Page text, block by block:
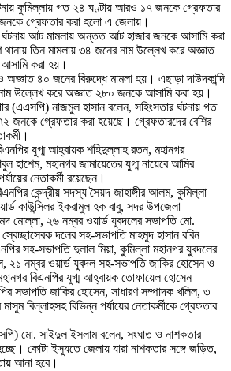
কুমিল্লায় গত ২৪ ঘণ্টায় আরও ১৭ জনকে গ্রেফতার
গ্রেফতার করা হলো এ জেলায়।
ঘটনায় আট মামলায় অন্তত আট হাজার জনকে আসামি করা
তিন মামলায় ৩৪ জনের নাম উল্লেখ করে অজ্ঞাত
করা হয়।
অজ্ঞাত ৪০ জনের বিরুদ্ধে মামলা হয়। এছাড়া দাউদকান্দি
উল্লেখ করে অজ্ঞাত ২৮০ জনকে আসামি করা হয়।
(এএসপি) নাজমুল হাসান বলেন, সহিংসতার ঘটনায় গত
জনকে গ্রেফতার করা হয়েছে। গ্রেফতারদের বেশির
যুগ্ম আহ্বায়ক শহিদুল্লাহ রতন, মহানগর
হাশেম, মহানগর জামায়েতের যুগ্ম নায়েবে আমির
নেতাকর্মী রয়েছেন।
কেন্দ্রীয় সদস্য সৈয়দ জাহাঙ্গীর আলম, কুমিল্লা
কাউন্সিলর ইকরামুল হক বাবু, সদর উপজেলা
মোল্লা, ২৬ নম্বর ওয়ার্ড যুবদলের সভাপতি মো.
দলের সহ-সভাপতি মাহমুদ হাসান রবিন
সহ-সভাপতি দুলাল মিয়া, কুমিল্লা মহানগর যুবদলের
২১ নম্বর ওয়ার্ড যুবদল সহ-সভাপতি জাকির হোসেন ও
বিএনপির যুগ্ম আহ্বায়ক তোফায়েল হোসেন
সভাপতি জাকির হোসেন, সাধারণ সম্পাদক খলিল, ৩
বিল্লাহসহ বিভিন্ন পর্যায়ের নেতাকর্মীকে গ্রেফতার
মো. সাইদুল ইসলাম বলেন, সংঘাত ও নাশকতার
কোটা ইস্যুতে জেলায় যারা নাশকতার সঙ্গে জড়িত,
আনা হবে।